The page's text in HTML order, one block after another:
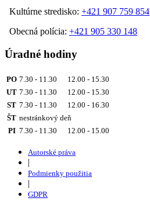
Kultúrne stredisko: +421 907 759 854
Obecná polícia: +421 905 330 148
Úradné hodiny
PO 7.30 - 11.30 12.00 - 15.30
UT 7.30 - 11.30 12.00 - 15.30
ST 7.30 - 11.30 12.00 - 16.30
ŠT nestránkový deň
PI 7.30 - 11.30 12.00 - 15.00
Autorské práva
|
Podmienky použitia
|
GDPR